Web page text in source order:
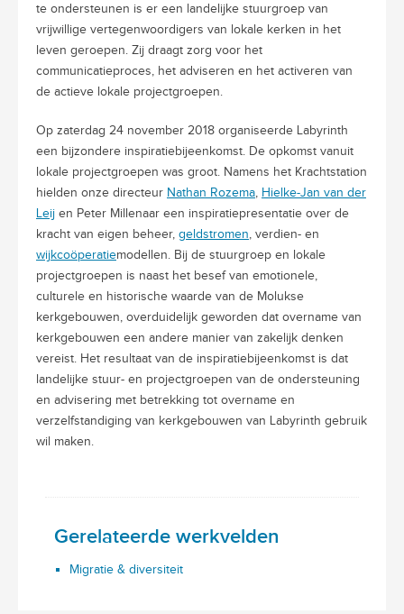
te ondersteunen is er een landelijke stuurgroep van
vrijwillige vertegenwoordigers van lokale kerken in het
leven geroepen. Zij draagt zorg voor het
communicatieproces, het adviseren en het activeren van
de actieve lokale projectgroepen.
Op zaterdag 24 november 2018 organiseerde Labyrinth
een bijzondere inspiratiebijeenkomst. De opkomst vanuit
lokale projectgroepen was groot. Namens het Krachtstation
hielden onze directeur Nathan Rozema Hielke-Jan van der
Leij en Peter Millenaar een inspiratiepresentatie over de
kracht van eigen beheer, geldstromen , verdien- en
wijkcoöperatiemodellen. Bij de stuurgroep en lokale
projectgroepen is naast het besef van emotionele,
culturele en historische waarde van de Molukse
kerkgebouwen, overduidelijk geworden dat overname van
kerkgebouwen een andere manier van zakelijk denken
vereist. Het resultaat van de inspiratiebijeenkomst is dat
landelijke stuur- en projectgroepen van de ondersteuning
en advisering met betrekking tot overname en
verzelfstandiging van kerkgebouwen van Labyrinth gebruik
wil maken.
Gerelateerde werkvelden
Migratie & diversiteit